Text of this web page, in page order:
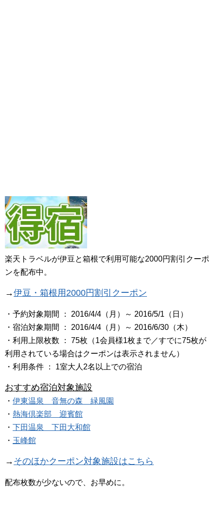
楽天トラベルが伊豆と箱根で利用可能な2000円割引クーポ
ンを配布中。
→伊豆・箱根用2000円割引クーポン
・予約対象期間 ： 2016/4/4（月）～ 2016/5/1（日）
・宿泊対象期間 ： 2016/4/4（月）～ 2016/6/30（木）
・利用上限枚数 ： 75枚（1会員様1枚まで／すでに75枚が
利用されている場合はクーポンは表示されません）
・利用条件 ： 1室大人2名以上での宿泊
おすすめ宿泊対象施設
・ 伊東温泉 音無の森 緑風園
・ 熱海倶楽部 迎賓館
・ 下田温泉 下田大和館
・ 玉峰館
→ そのほかクーポン対象施設はこちら
配布枚数が少ないので、お早めに。